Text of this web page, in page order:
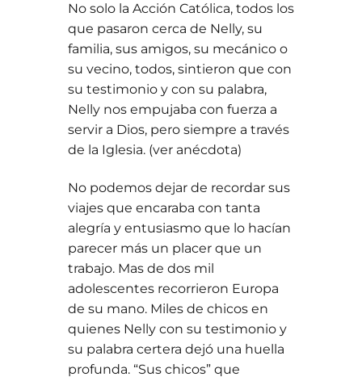
No solo la Acción Católica, todos los
que pasaron cerca de Nelly, su
familia, sus amigos, su mecánico o
su vecino, todos, sintieron que con
su testimonio y con su palabra,
Nelly nos empujaba con fuerza a
servir a Dios, pero siempre a través
de la Iglesia. (ver anécdota)
No podemos dejar de recordar sus
viajes que encaraba con tanta
alegría y entusiasmo que lo hacían
parecer más un placer que un
trabajo. Mas de dos mil
adolescentes recorrieron Europa
de su mano. Miles de chicos en
quienes Nelly con su testimonio y
su palabra certera dejó una huella
profunda. “Sus chicos” que